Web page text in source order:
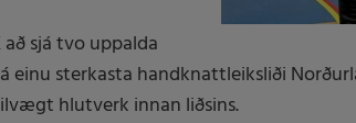
sjá tvo uppalda
sterkasta handknattleiksliði
hlutverk innan liðsins.